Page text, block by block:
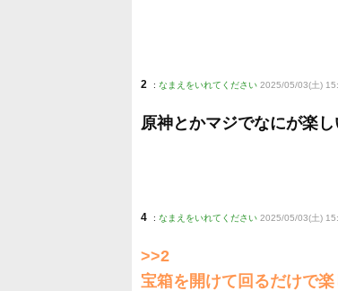
2 : なまえをいれてください 2025/05/03(土)
原神とかマジでなにが楽し
4 : なまえをいれてください 2025/05/03(土)
>>2
宝箱を開けて回るだけで